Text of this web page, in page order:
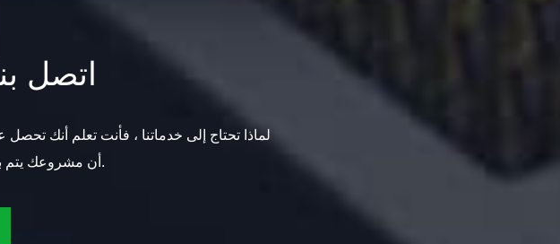
اتصل
لماذا تحتاج إلى خدماتنا ، فأنت تعلم أنك تحصل
أن مشروعك يتم بشكل صحيح ويعمل بشكل صحيح.